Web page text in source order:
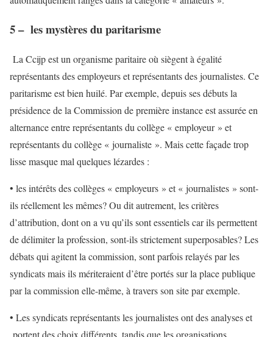
5 – les mystères du paritarisme
La Ccijp est un organisme paritaire où siègent à égalité
représentants des employeurs et représentants des journalistes. Ce
paritarisme est bien huilé. Par exemple, depuis ses débuts la
présidence de la Commission de première instance est assurée en
alternance entre représentants du collège « employeur » et
représentants du collège « journaliste ». Mais cette façade trop
lisse masque mal quelques lézardes :
• les intérêts des collèges « employeurs » et « journalistes » sont-
ils réellement les mêmes? Ou dit autrement, les critères
d’attribution, dont on a vu qu’ils sont essentiels car ils permettent
de délimiter la profession, sont-ils strictement superposables? Les
débats qui agitent la commission, sont parfois relayés par les
syndicats mais ils mériteraient d’être portés sur la place publique
par la commission elle-même, à travers son site par exemple.
• Les syndicats représentants les journalistes ont des analyses et
portent des choix différents, tandis que les organisations